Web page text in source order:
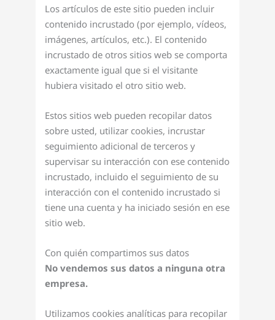
Los artículos de este sitio pueden incluir
contenido incrustado (por ejemplo, vídeos,
imágenes, artículos, etc.). El contenido
incrustado de otros sitios web se comporta
exactamente igual que si el visitante
hubiera visitado el otro sitio web.
Estos sitios web pueden recopilar datos
sobre usted, utilizar cookies, incrustar
seguimiento adicional de terceros y
supervisar su interacción con ese contenido
incrustado, incluido el seguimiento de su
interacción con el contenido incrustado si
tiene una cuenta y ha iniciado sesión en ese
sitio web.
Con quién compartimos sus datos
No vendemos sus datos a ninguna otra
empresa.
Utilizamos cookies analíticas para recopilar